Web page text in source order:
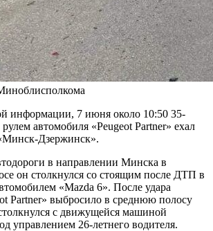
информации, 7 июня около 10:50 35-
автомобиля «Peugeot Partner» ехал
Дзержинск».
в направлении Минска в
он столкнулся со стоящим после ДТП в
«Mazda 6». После удара
Partner» выбросило в среднюю полосу
с движущейся машиной
управлением 26-летнего водителя.